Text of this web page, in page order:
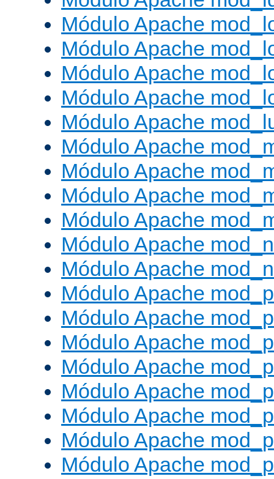
Módulo Apache
Módulo Apache
Módulo Apache
Módulo Apache
Módulo Apache
Módulo Apache
Módulo Apache
Módulo Apache
Módulo Apache
Módulo Apache
Módulo Apache
Módulo Apache
Módulo Apache
Módulo Apache
Módulo Apache
Módulo Apache
Módulo Apache
Módulo Apache
Módulo Apache